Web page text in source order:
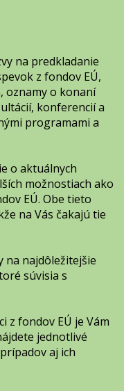
na predkladanie
z fondov EÚ,
oznamy o konaní
konferencií a
programami a
o aktuálnych
možnostiach ako
EÚ. Obe tieto
na Vás čakajú tie
na najdôležitejšie
súvisia s
z fondov EÚ je Vám
jednotlivé
aj ich